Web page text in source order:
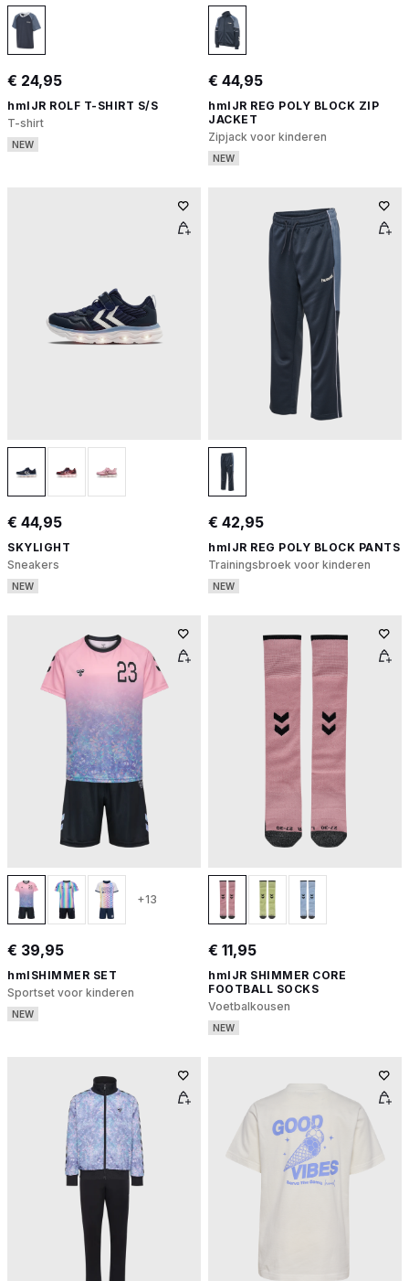
€ 24,95
hmlJR ROLF T-SHIRT S/S
T-shirt
NEW
€ 44,95
hmlJR REG POLY BLOCK ZIP
JACKET
Zipjack voor kinderen
NEW
€ 44,95
SKYLIGHT
Sneakers
NEW
€ 42,95
hmlJR REG POLY BLOCK PANTS
Trainingsbroek voor kinderen
NEW
+13
€ 39,95
hmlSHIMMER SET
Sportset voor kinderen
NEW
€ 11,95
hmlJR SHIMMER CORE
FOOTBALL SOCKS
Voetbalkousen
NEW